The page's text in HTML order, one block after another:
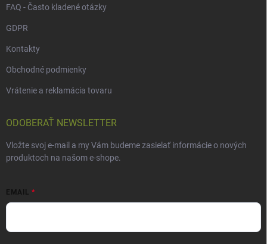
FAQ - Často kladené otázky
GDPR
Kontakty
Obchodné podmienky
Vrátenie a reklamácia tovaru
ODOBERAŤ NEWSLETTER
Vložte svoj e-mail a my Vám budeme zasielať informácie o nových
produktoch na našom e-shope.
EMAIL